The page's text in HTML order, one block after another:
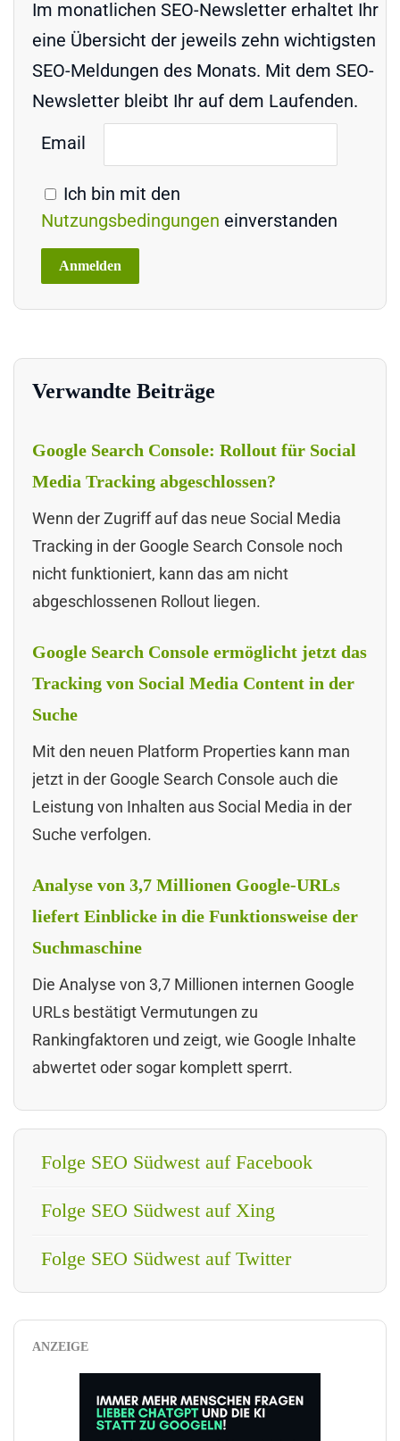
Im monatlichen SEO-Newsletter erhaltet Ihr
eine Übersicht der jeweils zehn wichtigsten
SEO-Meldungen des Monats. Mit dem SEO-
Newsletter bleibt Ihr auf dem Laufenden.
Email
Ich bin mit den
Nutzungsbedingungen einverstanden
Verwandte Beiträge
Google Search Console: Rollout für Social
Media Tracking abgeschlossen?
Wenn der Zugriff auf das neue Social Media
Tracking in der Google Search Console noch
nicht funktioniert, kann das am nicht
abgeschlossenen Rollout liegen.
Google Search Console ermöglicht jetzt das
Tracking von Social Media Content in der
Suche
Mit den neuen Platform Properties kann man
jetzt in der Google Search Console auch die
Leistung von Inhalten aus Social Media in der
Suche verfolgen.
Analyse von 3,7 Millionen Google-URLs
liefert Einblicke in die Funktionsweise der
Suchmaschine
Die Analyse von 3,7 Millionen internen Google
URLs bestätigt Vermutungen zu
Rankingfaktoren und zeigt, wie Google Inhalte
abwertet oder sogar komplett sperrt.
Folge SEO Südwest auf Facebook
Folge SEO Südwest auf Xing
Folge SEO Südwest auf Twitter
ANZEIGE